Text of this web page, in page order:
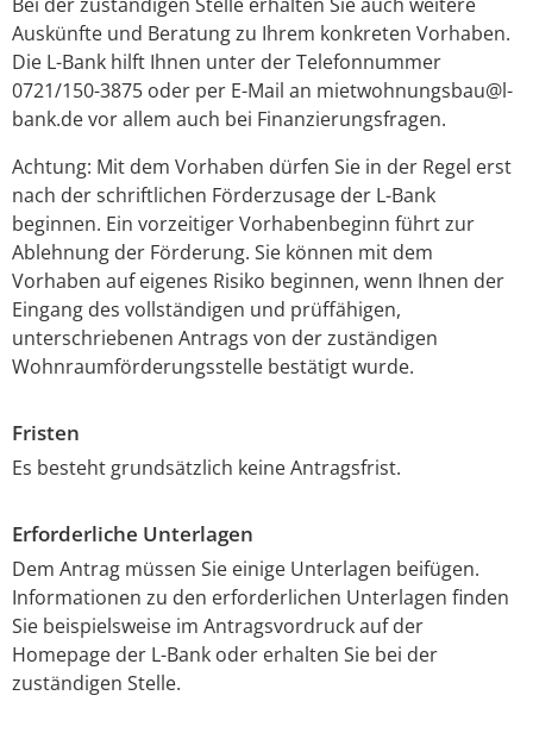
Auskünfte und Beratung zu Ihrem konkreten Vorhaben.
Die L-Bank hilft Ihnen unter der Telefonnummer
0721/150-3875 oder per E-Mail an mietwohnungsbau@l-
bank.de vor allem auch bei Finanzierungsfragen.
Achtung: Mit dem Vorhaben dürfen Sie in der Regel erst
nach der schriftlichen Förderzusage der L-Bank
beginnen. Ein vorzeitiger Vorhabenbeginn führt zur
Ablehnung der Förderung. Sie können mit dem
Vorhaben auf eigenes Risiko beginnen, wenn Ihnen der
Eingang des vollständigen und prüffähigen,
unterschriebenen Antrags von der zuständigen
Wohnraumförderungsstelle bestätigt wurde.
Fristen
Es besteht grundsätzlich keine Antragsfrist.
Erforderliche Unterlagen
Dem Antrag müssen Sie einige Unterlagen beifügen.
Informationen zu den erforderlichen Unterlagen finden
Sie beispielsweise im Antragsvordruck auf der
Homepage der L-Bank oder erhalten Sie bei der
zuständigen Stelle.